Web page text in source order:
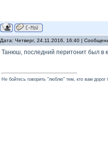
Дата: Четверг, 24.11.2016, 16:40 |
Танюш, последний перитонит был в
Не бойтесь говорить "люблю" тем, кто вам дорог